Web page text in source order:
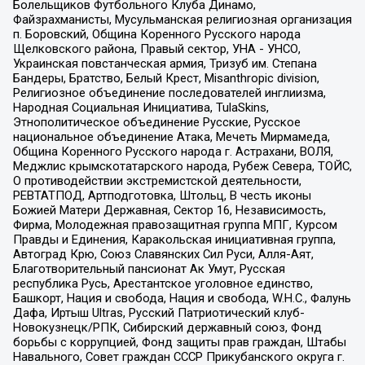
Болельщиков Футбольного Клуба Динамо,
Файзрахманисты, Мусульманская религиозная организация
п. Боровский, Община Коренного Русского народа
Щелковского района, Правый сектор, УНА - УНСО,
Украинская повстанческая армия, Тризуб им. Степана
Бандеры, Братство, Белый Крест, Misanthropic division,
Религиозное объединение последователей инглиизма,
Народная Социальная Инициатива, TulaSkins,
Этнополитическое объединение Русские, Русское
национальное объединение Атака, Мечеть Мирмамеда,
Община Коренного Русского народа г. Астрахани, ВОЛЯ,
Меджлис крымскотатарского народа, Рубеж Севера, ТОЙС,
О противодействии экстремистской деятельности,
РЕВТАТПОД, Артподготовка, Штольц, В честь иконы
Божией Матери Державная, Сектор 16, Независимость,
Фирма, Молодежная правозащитная группа МПГ, Курсом
Правды и Единения, Каракольская инициативная группа,
Автоград Крю, Союз Славянских Сил Руси, Алля-Аят,
Благотворительный пансионат Ак Умут, Русская
республика Русь, Арестантское уголовное единство,
Башкорт, Нация и свобода, Нация и свобода, W.H.С., Фалунь
Дафа, Иртыш Ultras, Русский Патриотический клуб-
Новокузнецк/РПК, Сибирский державный союз, Фонд
борьбы с коррупцией, Фонд защиты прав граждан, Штабы
Навального, Совет граждан СССР Прикубанского округа г.